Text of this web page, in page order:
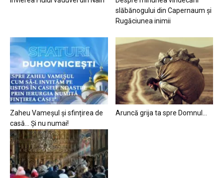
slăbănogului din Capernaum și
Rugăciunea inimii
Zaheu Vameșul și sfințirea de
casă… Și nu numai!
Aruncă grija ta spre Domnul…